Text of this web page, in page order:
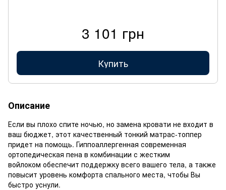
3 101 грн
Купить
Описание
Если вы плохо спите ночью, но замена кровати не входит в
ваш бюджет, этот качественный тонкий матрас-топпер
придет на помощь. Гиппоаллергенная современная
ортопедическая пена в комбинации с жестким
войлоком обеспечит поддержку всего вашего тела, а также
повысит уровень комфорта спального места, чтобы Вы
быстро уснули.